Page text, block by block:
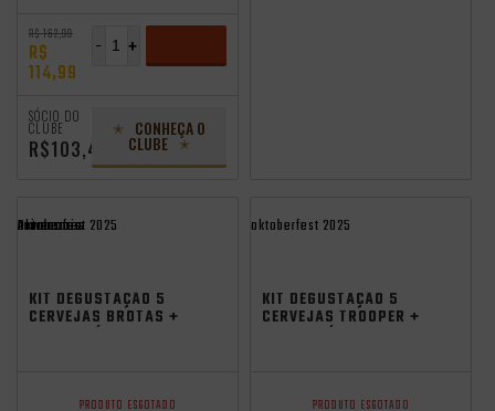
R$ 162,99
R$
114,99
+
-
SÓCIO DO
CLUBE
R$103,49
CONHEÇA O
CLUBE
Promocoes
Aniversario
oktoberfest 2025
KIT DEGUSTAÇÃO 5
CERVEJAS BROTAS +
COPO GRÁTIS
PRODUTO ESGOTADO
oktoberfest 2025
KIT DEGUSTAÇÃO 5
CERVEJAS TROOPER +
COPO GRÁTIS
PRODUTO ESGOTADO